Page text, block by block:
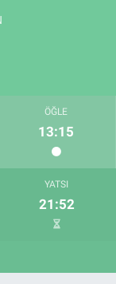
ÖĞLE
13:15
YATSI
21:52